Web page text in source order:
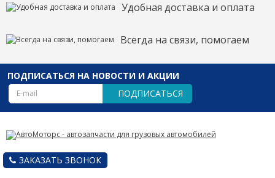
Удобная доставка и оплата
Всегда на связи, помогаем
ПОДПИСАТЬСЯ НА НОВОСТИ И АКЦИИ
ПОДПИСАТЬСЯ
ЗАКАЗАТЬ ЗВОНОК